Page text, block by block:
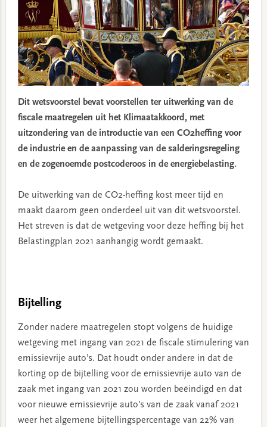
Dit wetsvoorstel bevat voorstellen ter uitwerking van de
fiscale maatregelen uit het Klimaatakkoord, met
uitzondering van de introductie van een CO2heffing voor
de industrie en de aanpassing van de salderingsregeling
en de zogenoemde postcoderoos in de energiebelasting.
De uitwerking van de CO2-heffing kost meer tijd en
maakt daarom geen onderdeel uit van dit wetsvoorstel.
Het streven is dat de wetgeving voor deze heffing bij het
Belastingplan 2021 aanhangig wordt gemaakt.
Bijtelling
Zonder nadere maatregelen stopt volgens de huidige
wetgeving met ingang van 2021 de fiscale stimulering van
emissievrije auto’s. Dat houdt onder andere in dat de
korting op de bijtelling voor de emissievrije auto van de
zaak met ingang van 2021 zou worden beëindigd en dat
voor nieuwe emissievrije auto’s van de zaak vanaf 2021
weer het algemene bijtellingspercentage van 22% van